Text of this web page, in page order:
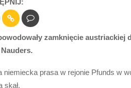
zamknięcie
niemiecka prasa w rejonie Pfunds w
skał.